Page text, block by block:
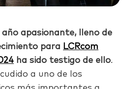
apasionante, lleno de
para LCRcom
ha sido testigo de ello.
a uno de los